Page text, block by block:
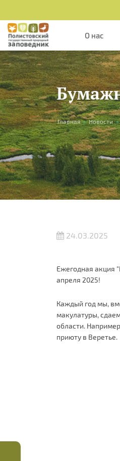
О нас
Вы
Главная » Новости »
24.03.2025
Ежегодная акция
апреля 2025!
Каждый год мы,
макулатуры,
области.
приюту в Веретье.